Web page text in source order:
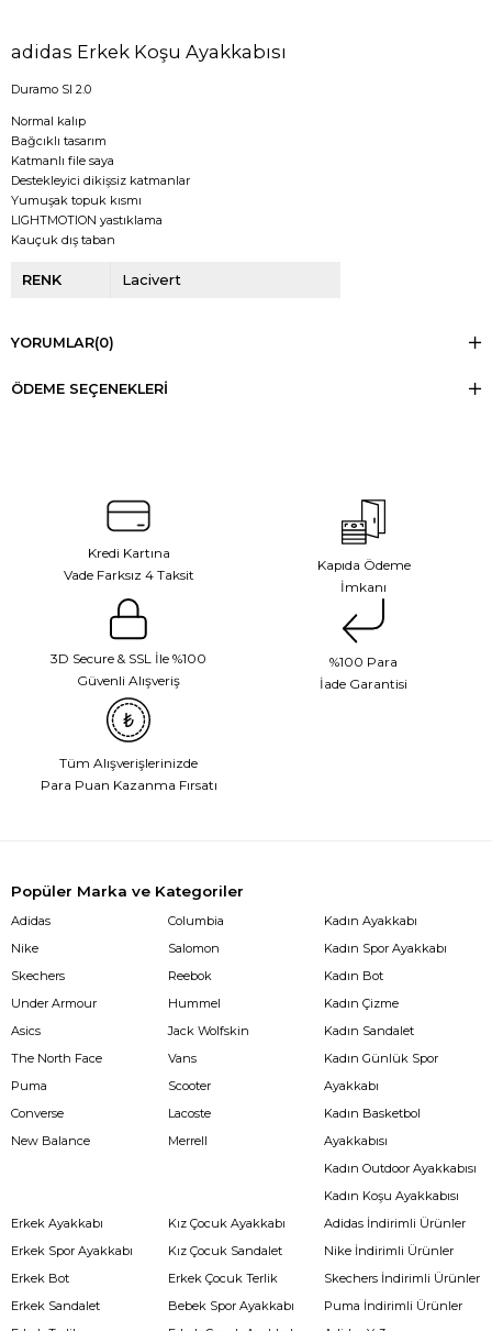
adidas Erkek Koşu Ayakkabısı
Duramo Sl 2.0
Normal kalıp
Bağcıklı tasarım
Katmanlı file saya
Destekleyici dikişsiz katmanlar
Yumuşak topuk kısmı
LIGHTMOTION yastıklama
Kauçuk dış taban
RENK Lacivert
YORUMLAR(0)
ÖDEME SEÇENEKLERI
Kredi Kartına
Vade Farksız 4 Taksit
Kapıda Ödeme
İmkanı
3D Secure & SSL İle %100
Güvenli Alışveriş
%100 Para
İade Garantisi
Tüm Alışverişlerinizde
Para Puan Kazanma Fırsatı
Popüler Marka ve Kategoriler
Adidas
Nike
Skechers
Under Armour
Asics
The North Face
Puma
Converse
New Balance
Columbia
Salomon
Reebok
Hummel
Jack Wolfskin
Vans
Scooter
Lacoste
Merrell
Kadın Ayakkabı
Kadın Spor Ayakkabı
Kadın Bot
Kadın Çizme
Kadın Sandalet
Kadın Günlük Spor
Ayakkabı
Kadın Basketbol
Ayakkabısı
Kadın Outdoor Ayakkabısı
Kadın Koşu Ayakkabısı
Erkek Ayakkabı
Erkek Spor Ayakkabı
Erkek Bot
Erkek Sandalet
Kız Çocuk Ayakkabı
Kız Çocuk Sandalet
Erkek Çocuk Terlik
Bebek Spor Ayakkabı
Adidas İndirimli Ürünler
Nike İndirimli Ürünler
Skechers İndirimli Ürünler
Puma İndirimli Ürünler